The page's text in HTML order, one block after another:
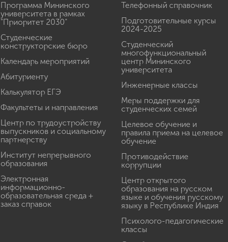
Программа Мининского
университета в рамках
"Приоритет 2030"
Студенческие
конструкторские бюро
Календарь мероприятий
Абитуриенту
Калькулятор ЕГЭ
Факультеты и направления
Центр по трудоустройству
выпускников и социальному
партнерству
Институт непрерывного
образования
Электронная
информационно-
образовательная среда +
заказ справок
Телефонный справочник
Подготовительные курсы
2024-2025
Студенческий
многофункциональный
центр Мининского
университета
Инженерные классы
Меры поддержки для
студенческих семей
Целевое обучение и
правила приема на целевое
обучение
Противодействие
коррупции
Центр открытого
образования на русском
языке и обучения русскому
языку в Республике Индия
Психолого-педагогические
классы